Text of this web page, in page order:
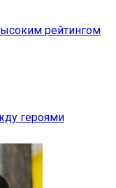
рейтингом
героями